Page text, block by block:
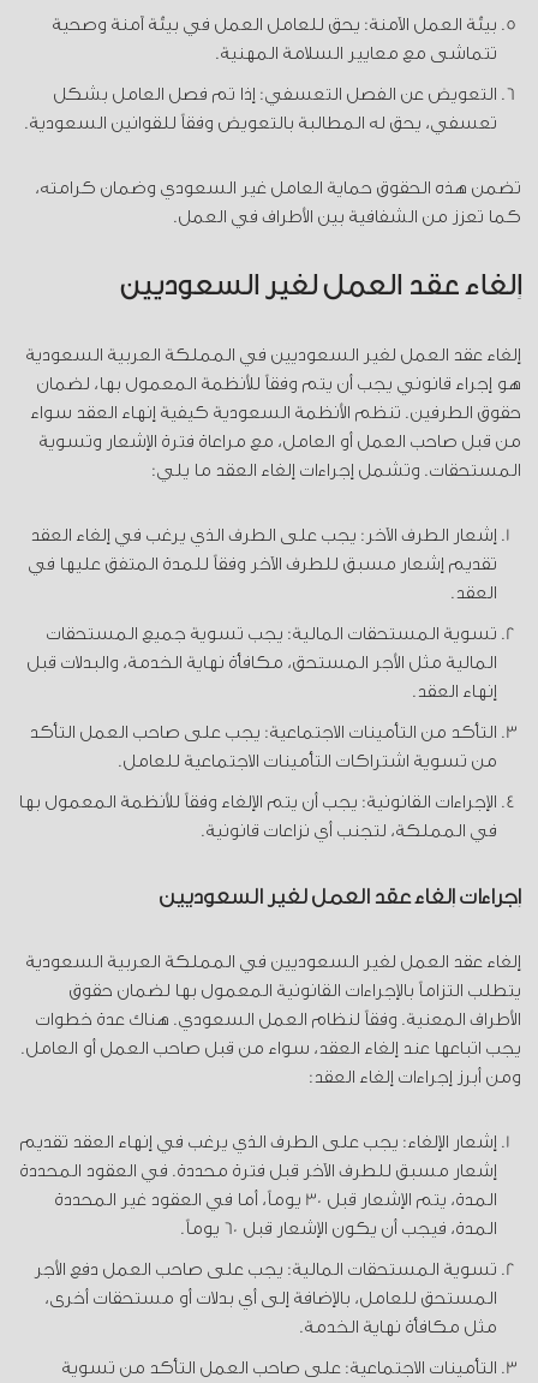
بيئة العمل الآمنة: يحق للعامل العمل في بيئة آمنة وصحية
تتماشى مع معايير السلامة المهنية.
التعويض عن الفصل التعسفي: إذا تم فصل العامل بشكل
تعسفي، يحق له المطالبة بالتعويض وفقاً للقوانين السعودية.
تضمن هذه الحقوق حماية العامل غير السعودي وضمان كرامته،
كما تعزز من الشفافية بين الأطراف في العمل.
إلغاء عقد العمل لغير السعوديين
إلغاء عقد العمل لغير السعوديين في المملكة العربية السعودية
هو إجراء قانوني يجب أن يتم وفقاً للأنظمة المعمول بها، لضمان
حقوق الطرفين. تنظم الأنظمة السعودية كيفية إنهاء العقد سواء
من قبل صاحب العمل أو العامل، مع مراعاة فترة الإشعار وتسوية
المستحقات. وتشمل إجراءات إلغاء العقد ما يلي:
إشعار الطرف الآخر: يجب على الطرف الذي يرغب في إلغاء العقد
تقديم إشعار مسبق للطرف الآخر وفقاً للمدة المتفق عليها في
العقد.
تسوية المستحقات المالية: يجب تسوية جميع المستحقات
المالية مثل الأجر المستحق، مكافأة نهاية الخدمة، والبدلات قبل
إنهاء العقد.
التأكد من التأمينات الاجتماعية: يجب على صاحب العمل التأكد
من تسوية اشتراكات التأمينات الاجتماعية للعامل.
الإجراءات القانونية: يجب أن يتم الإلغاء وفقاً للأنظمة المعمول بها
في المملكة، لتجنب أي نزاعات قانونية.
إجراءات إلغاء عقد العمل لغير السعوديين
إلغاء عقد العمل لغير السعوديين في المملكة العربية السعودية
يتطلب التزاماً بالإجراءات القانونية المعمول بها لضمان حقوق
الأطراف المعنية. وفقاً لنظام العمل السعودي. هناك عدة خطوات
يجب اتباعها عند إلغاء العقد، سواء من قبل صاحب العمل أو العامل.
ومن أبرز إجراءات إلغاء العقد:
إشعار الإلغاء: يجب على الطرف الذي يرغب في إنهاء العقد تقديم
إشعار مسبق للطرف الآخر قبل فترة محددة. في العقود المحددة
المدة، يتم الإشعار قبل 30 يوماً، أما في العقود غير المحددة
المدة، فيجب أن يكون الإشعار قبل 60 يوماً.
تسوية المستحقات المالية: يجب على صاحب العمل دفع الأجر
المستحق للعامل، بالإضافة إلى أي بدلات أو مستحقات أخرى،
مثل مكافأة نهاية الخدمة.
التأمينات الاجتماعية: على صاحب العمل التأكد من تسوية